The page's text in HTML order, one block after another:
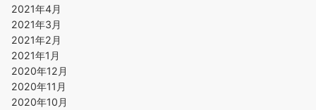
2021年4月
2021年3月
2021年2月
2021年1月
2020年12月
2020年11月
2020年10月